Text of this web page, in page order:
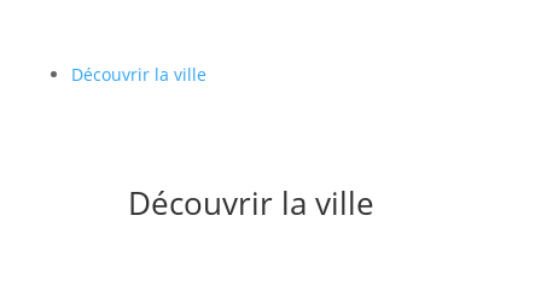
Découvrir la ville
Découvrir la ville